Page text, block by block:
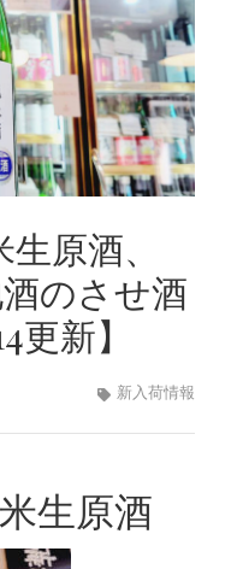
原酒、
のさせ酒
更新】
新入荷情報
生原酒